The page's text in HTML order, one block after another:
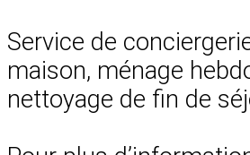
Service de
maison, ménage
nettoyage de fin de